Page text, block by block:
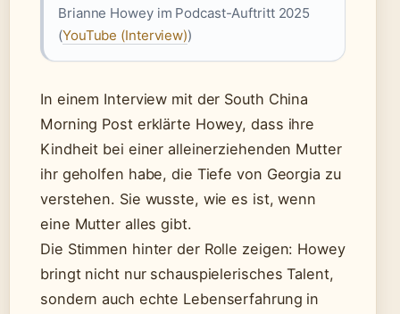
Brianne Howey im Podcast-Auftritt 2025
(YouTube (Interview))
In einem Interview mit der South China
Morning Post erklärte Howey, dass ihre
Kindheit bei einer alleinerziehenden Mutter
ihr geholfen habe, die Tiefe von Georgia zu
verstehen. Sie wusste, wie es ist, wenn
eine Mutter alles gibt.
Die Stimmen hinter der Rolle zeigen: Howey
bringt nicht nur schauspielerisches Talent,
sondern auch echte Lebenserfahrung in